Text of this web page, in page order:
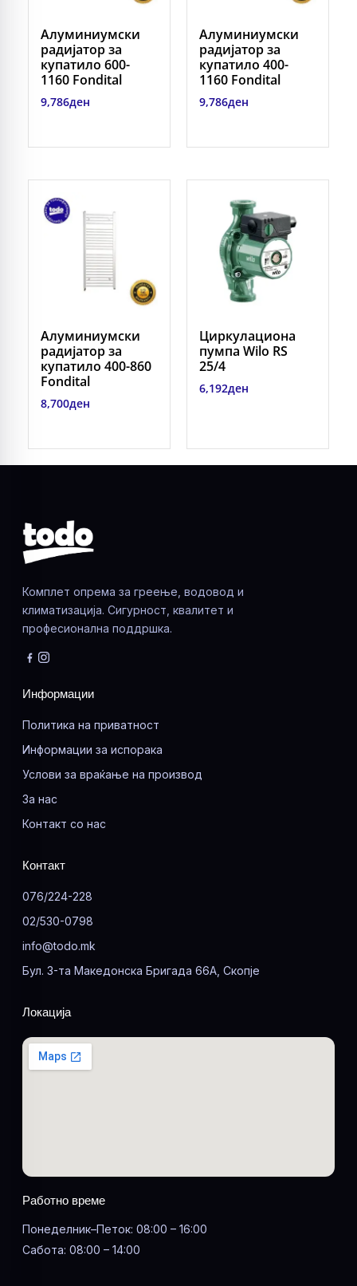
Алуминиумски
радијатор за
купатило 600-
1160 Fondital
9,786ден
Алуминиумски
радијатор за
купатило 400-
1160 Fondital
9,786ден
Алуминиумски
радијатор за
купатило 400-860
Fondital
8,700ден
Циркулациона
пумпа Wilo RS
25/4
6,192ден
Комплет опрема за греење, водовод и
климатизација. Сигурност, квалитет и
професионална поддршка.
Информации
Политика на приватност
Информации за испорака
Услови за враќање на производ
За нас
Контакт со нас
Контакт
076/224-228
02/530-0798
info@todo.mk
Бул. 3-та Македонска Бригада 66А, Скопје
Локација
Работно време
Понеделник–Петок: 08:00 – 16:00
Сабота: 08:00 – 14:00